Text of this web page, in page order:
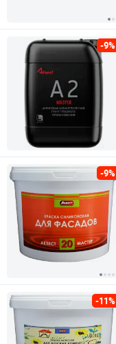
-9%
-9%
-11%